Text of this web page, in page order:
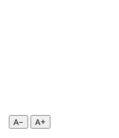
Θέατρο-Χορός
A− A+